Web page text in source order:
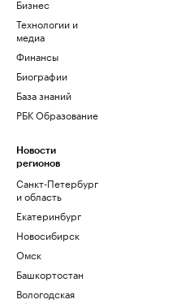
Бизнес
Технологии и
медиа
Финансы
Биографии
База знаний
РБК Образование
Новости
регионов
Санкт-Петербург
и область
Екатеринбург
Новосибирск
Омск
Башкортостан
Вологодская